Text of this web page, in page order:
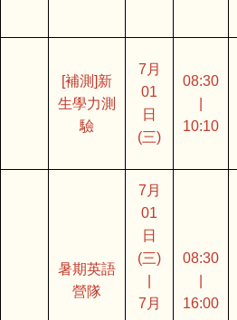
[補測]新
生學力測
驗
7月
01
日
(三)
08:30
10:10
暑期英語
營隊
7月
01
日
(三)
7月
08:30
16:00